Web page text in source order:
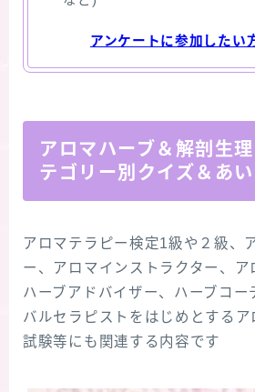
アンケートに参加したい
アロマハーブ＆解剖生
テゴリー別クイズ＆あ
アロマテラピー検定1級や２級、
ー、アロマインストラクター、ア
ハーブアドバイザー、ハーブコー
バルセラピストをはじめとするア
試験等にも関連する内容です